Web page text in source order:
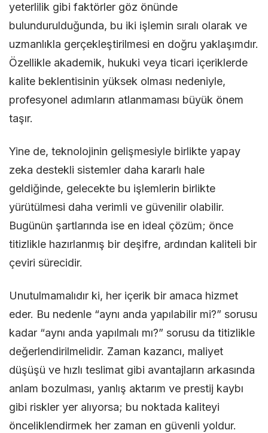
yeterlilik gibi faktörler göz önünde
bulundurulduğunda, bu iki işlemin sıralı olarak ve
uzmanlıkla gerçekleştirilmesi en doğru yaklaşımdır.
Özellikle akademik, hukuki veya ticari içeriklerde
kalite beklentisinin yüksek olması nedeniyle,
profesyonel adımların atlanmaması büyük önem
taşır.
Yine de, teknolojinin gelişmesiyle birlikte yapay
zeka destekli sistemler daha kararlı hale
geldiğinde, gelecekte bu işlemlerin birlikte
yürütülmesi daha verimli ve güvenilir olabilir.
Bugünün şartlarında ise en ideal çözüm; önce
titizlikle hazırlanmış bir deşifre, ardından kaliteli bir
çeviri sürecidir.
Unutulmamalıdır ki, her içerik bir amaca hizmet
eder. Bu nedenle “aynı anda yapılabilir mi?” sorusu
kadar “aynı anda yapılmalı mı?” sorusu da titizlikle
değerlendirilmelidir. Zaman kazancı, maliyet
düşüşü ve hızlı teslimat gibi avantajların arkasında
anlam bozulması, yanlış aktarım ve prestij kaybı
gibi riskler yer alıyorsa; bu noktada kaliteyi
önceliklendirmek her zaman en güvenli yoldur.